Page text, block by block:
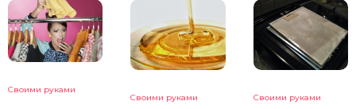
Своими руками
Своими руками Своими руками